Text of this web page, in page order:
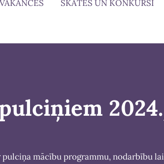
VAKANCES SKATES UN KONKURSI
mācību programmu, nodarbību